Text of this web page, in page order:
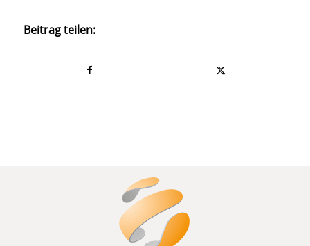
Beitrag teilen: